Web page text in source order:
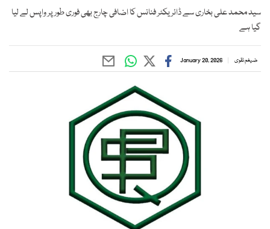
سید محمد علی بخاری سے ڈائریکٹر فنانس کا اضافی چارج بھی فوری طور پر واپس لے لیا
گیا ہے
ضیغم نقوی January 20, 2026